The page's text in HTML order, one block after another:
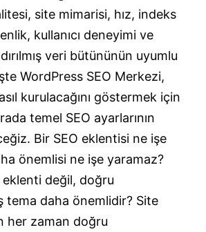
site mimarisi, hız, indeks
kullanıcı deneyimi ve
veri bütününün uyumlu
WordPress SEO Merkezi,
kurulacağını göstermek için
temel SEO ayarlarının
Bir SEO eklentisi ne işe
önemlisi ne işe yaramaz?
değil, doğru
tema daha önemlidir? Site
her zaman doğru